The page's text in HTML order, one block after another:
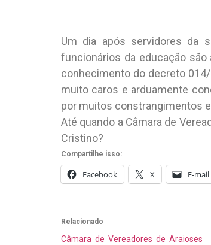
Um dia após servidores da
funcionários da educação
conhecimento do decreto
muito caros e arduamente
por muitos constrangimentos
Até quando a Câmara de
Cristino?
Compartilhe isso:
Facebook X E-mail
Relacionado
Câmara de Vereadores de Araioses